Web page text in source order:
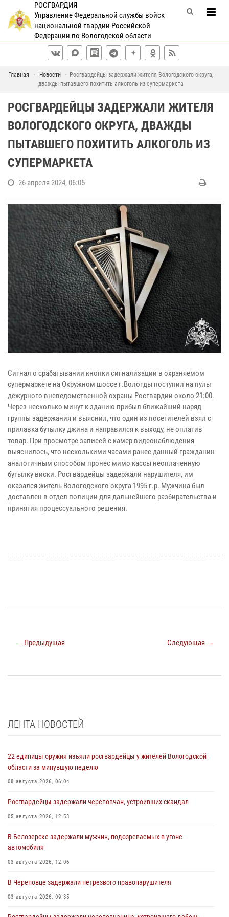
РОСГВАРДИЯ
Управление Федеральной службы войск
национальной гвардии Российской
Федерации по Вологодской области
Главная Новости
Росгвардейцы задержали жителя Вологодского округа,
дважды пытавшего похитить алкоголь из супермаркета
РОСГВАРДЕЙЦЫ ЗАДЕРЖАЛИ ЖИТЕЛЯ
ВОЛОГОДСКОГО ОКРУГА, ДВАЖДЫ
ПЫТАВШЕГО ПОХИТИТЬ АЛКОГОЛЬ ИЗ
СУПЕРМАРКЕТА
26 апреля 2024, 06:05
Сигнал о срабатывании кнопки сигнализации в охраняемом
супермаркете на Окружном шоссе г.Вологды поступил на пульт
дежурного вневедомственной охраны Росгвардии около 21:00.
Через несколько минут к зданию прибыл ближайший наряд
группы задержания и выяснил, что один из посетителей взял с
прилавка бутылку джина и направился к выходу, не оплатив
товар. При просмотре записей с камер видеонаблюдения
выяснилось, что несколькими часами ранее данный гражданин
аналогичным способом пронес мимо кассы неоплаченную
бутылку виски. Росгвардейцы задержали нарушителя, им
оказался житель Вологодского округа 1995 г.р. Мужчина был
доставлен в отдел полиции для дальнейшего разбирательства и
принятия процессуального решения.
← Предыдущая Следующая →
ЛЕНТА НОВОСТЕЙ
22 единицы оружия изъяли росгвардейцы у жителей Вологодской
области за минувшую неделю
08 августа 2026, 06:04
Росгвардейцы задержали череповчан, устроивших скандал
05 августа 2026, 12:53
В Белозерске задержали мужчин, подозреваемых в угоне
автомобиля
03 августа 2026, 12:06
В Череповце задержали нетрезвого правонарушителя
03 августа 2026, 09:35